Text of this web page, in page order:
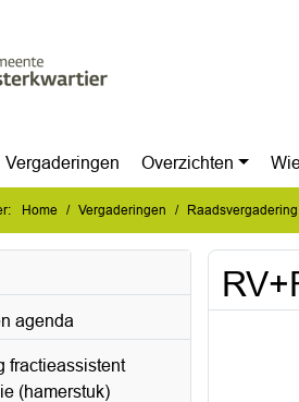
Vergaderingen Overzichten
Home Vergaderingen
agenda
fractieassistent
(hamerstuk)